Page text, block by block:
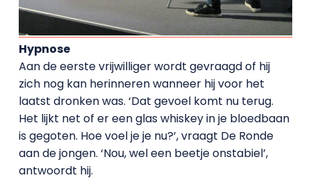
Hypnose
Aan de eerste vrijwilliger wordt gevraagd of hij
zich nog kan herinneren wanneer hij voor het
laatst dronken was. ‘Dat gevoel komt nu terug.
Het lijkt net of er een glas whiskey in je bloedbaan
is gegoten. Hoe voel je je nu?’, vraagt De Ronde
aan de jongen. ‘Nou, wel een beetje onstabiel’,
antwoordt hij.